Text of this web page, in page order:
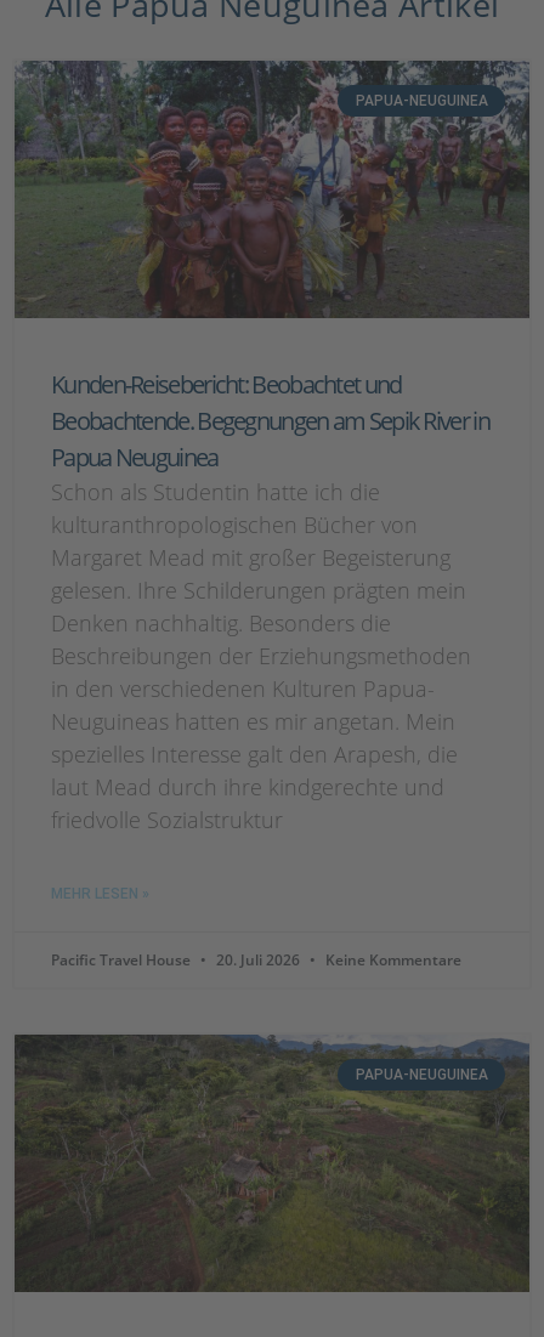
PAPUA-NEUGUINEA
Kunden-Reisebericht: Beobachtet und
Beobachtende. Begegnungen am Sepik River in
Papua Neuguinea
Schon als Studentin hatte ich die
kulturanthropologischen Bücher von
Margaret Mead mit großer Begeisterung
gelesen. Ihre Schilderungen prägten mein
Denken nachhaltig. Besonders die
Beschreibungen der Erziehungsmethoden
in den verschiedenen Kulturen Papua-
Neuguineas hatten es mir angetan. Mein
spezielles Interesse galt den Arapesh, die
laut Mead durch ihre kindgerechte und
friedvolle Sozialstruktur
MEHR LESEN »
Pacific Travel House 20. Juli 2026 Keine Kommentare
PAPUA-NEUGUINEA